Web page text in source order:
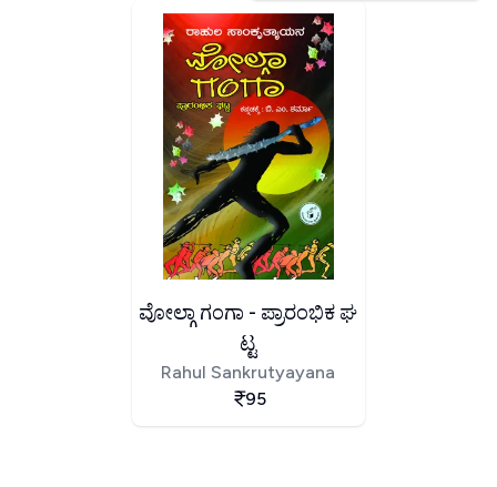
ವೋಲ್ಗಾ ಗಂಗಾ - ಪ್ರಾರಂಭಿಕ ಘ
ಟ್ಟ
Rahul Sankrutyayana
95